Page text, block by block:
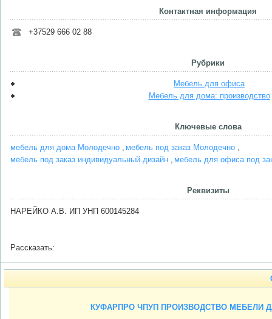
Контактная информация
+37529 666 02 88
Рубрики
Мебель для офиса
Мебель для дома: производство
Ключевые слова
мебель для дома Молодечно
мебель под заказ Молодечно
мебель под заказ индивидуальный дизайн
мебель для офиса под
Реквизиты
НАРЕЙКО А.В. ИП УНП 600145284
Рассказать:
КУФАРПРО ЧПУП ПРОИЗВОДСТВО МЕБЕЛИ